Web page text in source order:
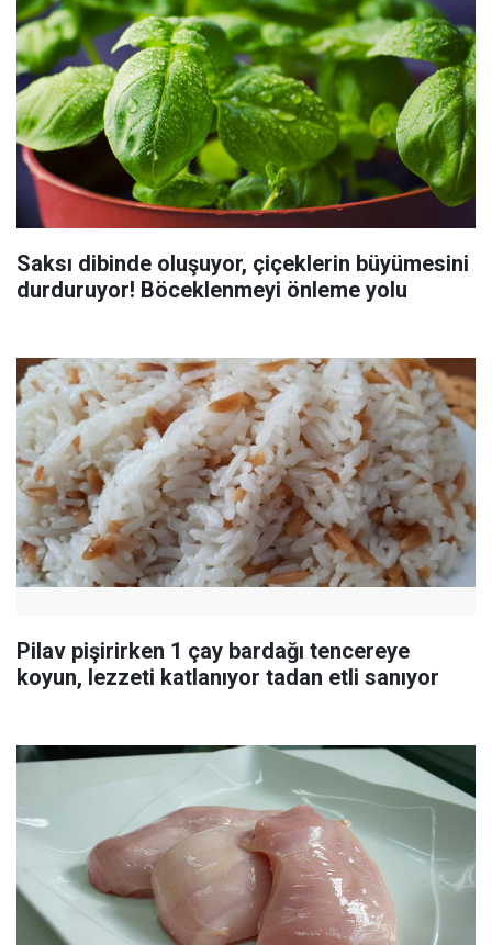
Saksı dibinde oluşuyor, çiçeklerin büyümesini
durduruyor! Böceklenmeyi önleme yolu
Pilav pişirirken 1 çay bardağı tencereye
koyun, lezzeti katlanıyor tadan etli sanıyor